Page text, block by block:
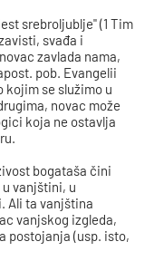
srebroljublje" (1 Tim
svađa i
zavlada nama,
pob. Evangelii
kojim se služimo u
novac može
koja ne ostavlja
bogataša čini
vanjštini, u
Ali ta vanjština
vanjskog izgleda,
postojanja (usp. isto,